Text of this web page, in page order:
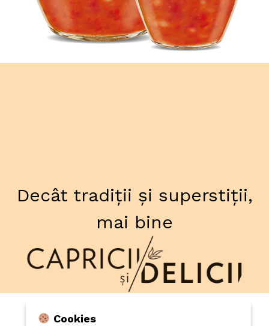
Decât tradiții și superstiții,
mai bine
Cookies